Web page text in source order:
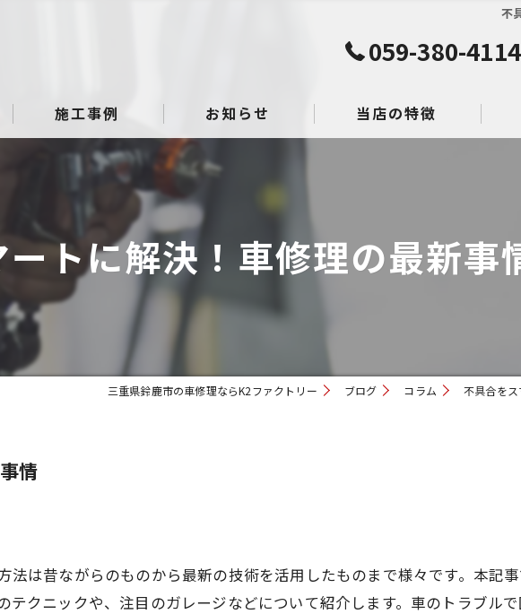
不
059-380-4114
施工事例 お知らせ 当店の特徴
整備
トに解決！車修理の最新事
三重県鈴鹿市の車修理ならK2ファクトリー ブログ コラム 不具合を
情
は昔ながらのものから最新の技術を活用したものまで様々です。本記
クニックや、注目のガレージなどについて紹介します。車のトラブル